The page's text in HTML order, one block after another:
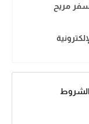
مريح
الشروط